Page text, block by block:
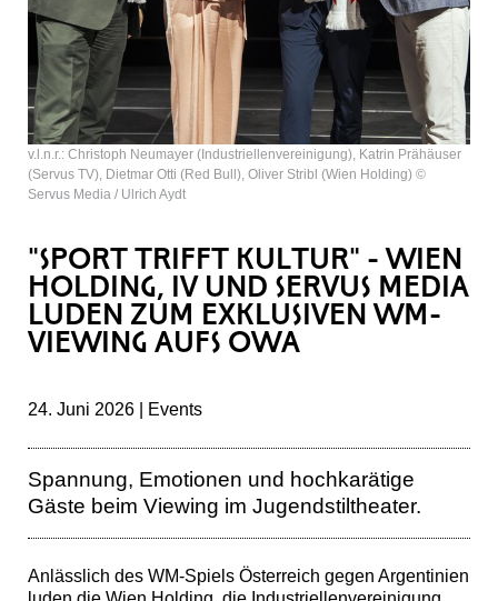
v.l.n.r.: Christoph Neumayer (Industriellenvereinigung), Katrin Prähäuser
(Servus TV), Dietmar Otti (Red Bull), Oliver Stribl (Wien Holding) ©
Servus Media / Ulrich Aydt
"SPORT TRIFFT KULTUR" - WIEN
HOLDING, IV UND SERVUS MEDIA
LUDEN ZUM EXKLUSIVEN WM-
VIEWING AUFS OWA
24. Juni 2026 | Events
Spannung, Emotionen und hochkarätige
Gäste beim Viewing im Jugendstiltheater.
Anlässlich des WM-Spiels Österreich gegen Argentinien